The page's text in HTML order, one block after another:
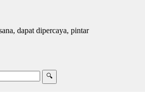
dapat dipercaya, pintar